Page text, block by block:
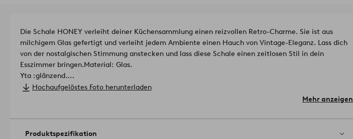
Die Schale HONEY verleiht deiner Küchensammlung einen reizvollen Retro-Charme. Sie ist aus
milchigem Glas gefertigt und verleiht jedem Ambiente einen Hauch von Vintage-Eleganz. Lass dich
von der nostalgischen Stimmung anstecken und lass diese Schale einen zeitlosen Stil in dein
Esszimmer bringen.
Material: Glas.
Yta :glänzend.
Größe: Höhe 9.5 cm, ø 17 cm.
Artikelnummer: 2155386-01-0
Hochaufgelöstes Foto herunterladen
Mehr anzeigen
Produktspezifikation